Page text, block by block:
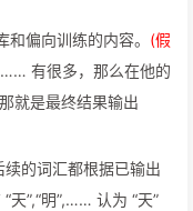
偏向训练的内容。 (假
有很多，那么在他的
就是最终结果输出
续的词汇都根据已输出
“天”,“明”,…… 认为 “天”